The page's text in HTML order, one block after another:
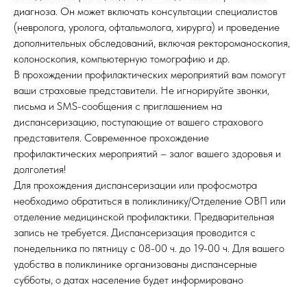
диагноза. Он может включать консультации специалистов
(невролога, уролога, офтальмолога, хирурга) и проведение
дополнительных обследований, включая ректороманоскопия,
колоноскопия, компьютерную томографию и др.
В прохождении профилактических мероприятий вам помогут
ваши страховые представители. Не игнорируйте звонки,
письма и SMS-сообщения с приглашением на
диспансеризацию, поступающие от вашего страхового
представителя. Современное прохождение
профилактических мероприятий – залог вашего здоровья и
долголетия!
Для прохождения диспансеризации или профосмотра
необходимо обратиться в поликлинику/Отделение ОВП или
отделение медицинской профилактики. Предварительная
запись не требуется. Диспансеризация проводится с
понедельника по пятницу с 08-00 ч. до 19-00 ч. Для вашего
удобства в поликлинике организованы диспансерные
субботы, о датах население будет информировано